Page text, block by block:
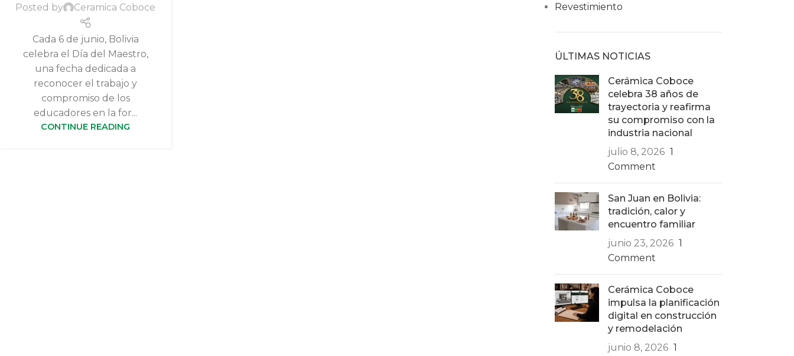
Posted by Ceramica Coboce
Cada 6 de junio, Bolivia
celebra el Día del Maestro,
una fecha dedicada a
reconocer el trabajo y
compromiso de los
educadores en la for...
CONTINUE READING
Revestimiento
ÚLTIMAS NOTICIAS
Cerámica Coboce
celebra 38 años de
trayectoria y reafirma
su compromiso con la
industria nacional
julio 8, 2026 1
Comment
San Juan en Bolivia:
tradición, calor y
encuentro familiar
junio 23, 2026 1
Comment
Cerámica Coboce
impulsa la planificación
digital en construcción
y remodelación
junio 8, 2026 1